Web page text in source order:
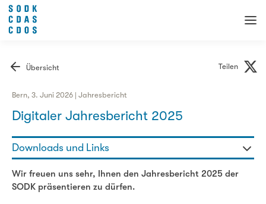
Übersicht Teilen
Bern, 3. Juni 2026 | Jahresbericht
Digitaler Jahresbericht 2025
Downloads und Links
Hier können Sie den Bericht einsehen
Wir freuen uns sehr, Ihnen den Jahresbericht 2025 der
SODK präsentieren zu dürfen.